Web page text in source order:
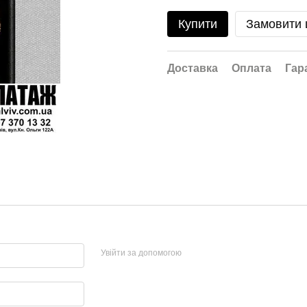
Купити Замовити
Доставка Оплата
Увійти за допомогою